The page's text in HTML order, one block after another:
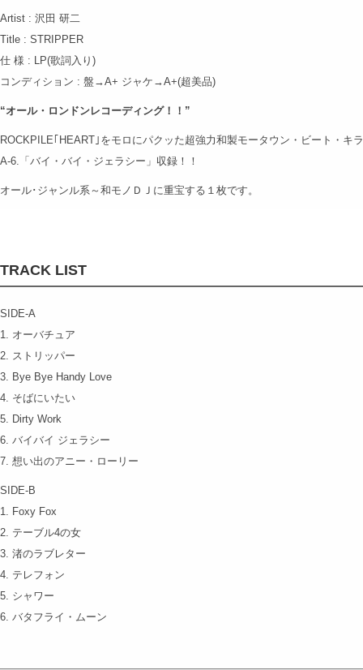
Artist : 沢田 研二
Title : STRIPPER
仕 様 : LP(歌詞入り)
コンディション : 盤→A+ ジャケ→A+(超美品)
“オール・ロンドンレコーディング！！”
ROCKPILE｢HEART｣をモロにパクッた超強力和製モータウン・ビート・キ
A-6.「バイ・バイ・ジェラシー」収録！！
オール･ジャンル系～和モノＤＪに重宝する１枚です。
TRACK LIST
SIDE-A
1. オーバチュア
2. ストリッパー
3. Bye Bye Handy Love
4. そばにいたい
5. Dirty Work
6. バイバイ ジェラシー
7. 想い出のアニー・ローリー
SIDE-B
1. Foxy Fox
2. テーブル4の女
3. 渚のラブレター
4. テレフォン
5. シャワー
6. バタフライ・ムーン